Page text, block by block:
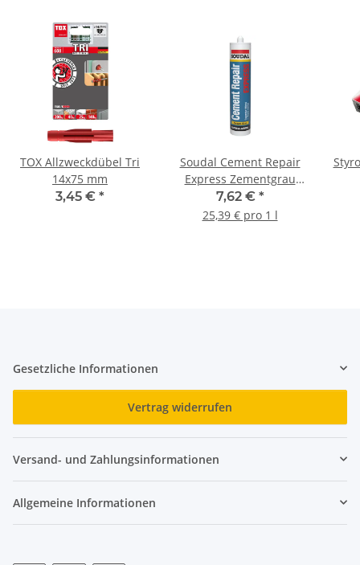
TOX Allzweckdübel Tri
14x75 mm
3,45 € *
Soudal Cement Repair
Express Zementgrau
Kartusche 300 ml
7,62 € *
25,39 € pro 1 l
Gesetzliche Informationen
Vertrag widerrufen
Versand- und Zahlungsinformationen
Allgemeine Informationen